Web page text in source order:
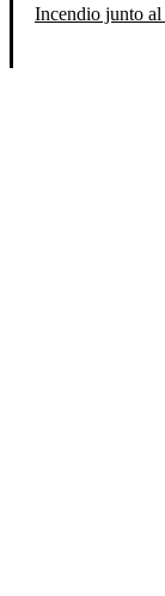
Incendio junto